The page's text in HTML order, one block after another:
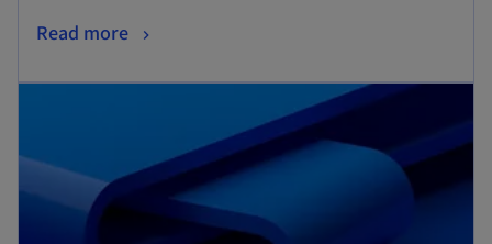
Read more